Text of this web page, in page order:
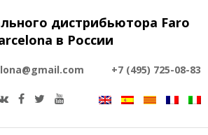
дистрибьютора Faro
в России
+7 (495) 725-08-83